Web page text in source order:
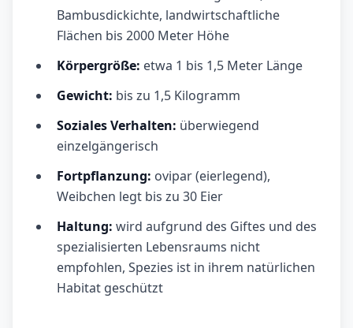
Bambusdickichte, landwirtschaftliche
Flächen bis 2000 Meter Höhe
Körpergröße: etwa 1 bis 1,5 Meter Länge
Gewicht: bis zu 1,5 Kilogramm
Soziales Verhalten: überwiegend
einzelgängerisch
Fortpflanzung: ovipar (eierlegend),
Weibchen legt bis zu 30 Eier
Haltung: wird aufgrund des Giftes und des
spezialisierten Lebensraums nicht
empfohlen, Spezies ist in ihrem natürlichen
Habitat geschützt